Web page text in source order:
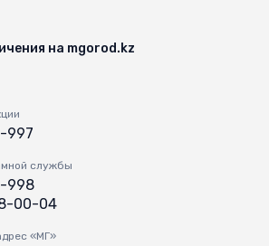
на mgorod.kz
997
службы
998
00-04
«МГ»